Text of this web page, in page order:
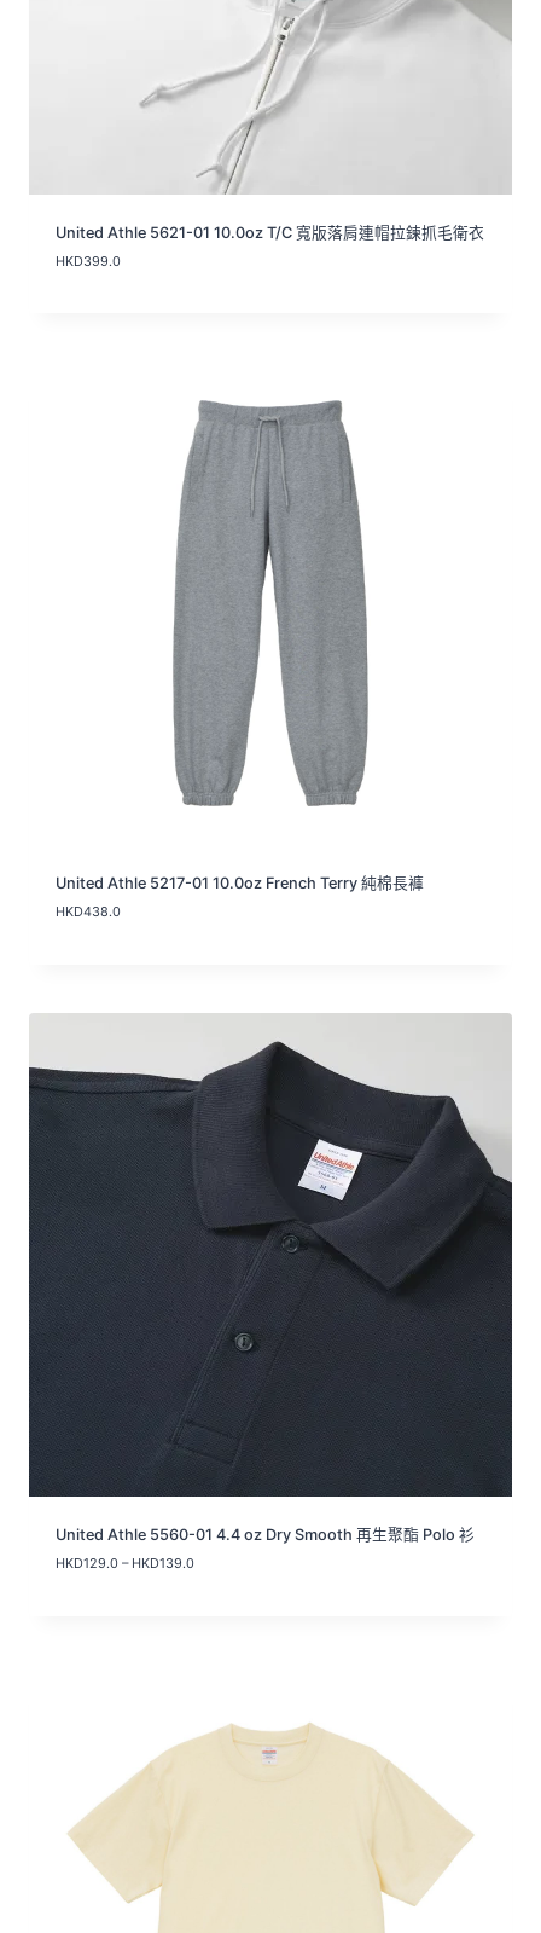
United Athle 5621-01 10.0oz T/C 寬版落肩連帽拉鍊抓毛衛衣
HKD399.0
United Athle 5217-01 10.0oz French Terry 純棉長褲
HKD438.0
United Athle 5560-01 4.4 oz Dry Smooth 再生聚酯 Polo 衫
HKD129.0 – HKD139.0